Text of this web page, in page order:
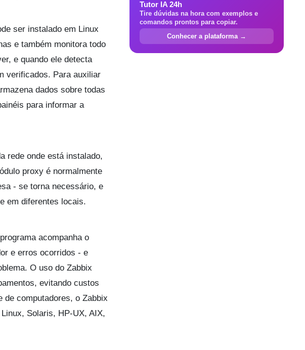
ser instalado em Linux
e também monitora todo
e quando ele detecta
verificados. Para auxiliar
dados sobre todas
para informar a
rede onde está instalado,
proxy é normalmente
- se torna necessário, e
em diferentes locais.
acompanha o
e erros ocorridos - e
O uso do Zabbix
evitando custos
computadores, o Zabbix
Solaris, HP-UX, AIX,
Tutor IA 24h
Tire dúvidas na hora com exemplos e
comandos prontos para copiar.
Conhecer a plataforma →